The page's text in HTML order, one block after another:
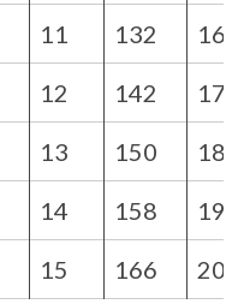
11 132 16
12 142 17
13 150 18
14 158 19
15 166 20